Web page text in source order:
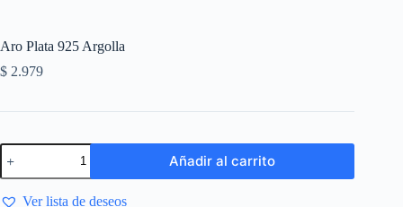
Aro Plata 925 Argolla
$ 2.979
Añadir al carrito
Ver lista de deseos